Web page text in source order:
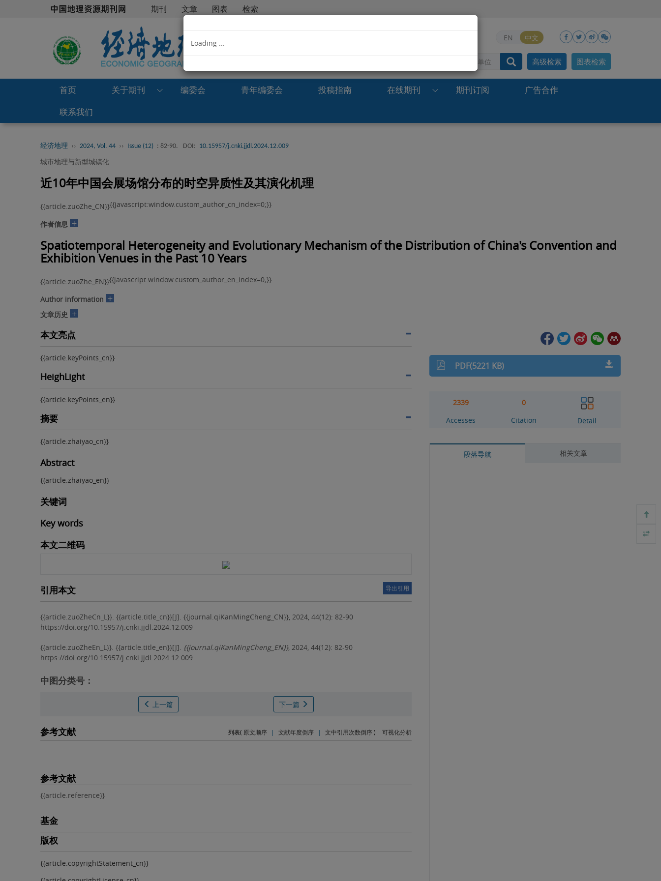
Loading ...
期刊 文章 图表 检索
EN 中文
图表检索
高级检索
首页 关于期刊 编委会 青年编委会 投稿指南 在线期刊 期刊订阅
广告合作
联系我们
经济地理 ›› 2024, Vol. 44 ›› Issue (12) : 82-90. DOI: 10.15957/j.cnki.jjdl.2024.12.009
城市地理与新型城镇化
近10年中国会展场馆分布的时空异质性及其演化机理
{{javascript:window.custom_author_cn_index=0;}}
{{article.zuoZhe_CN}}
作者信息 +
Spatiotemporal Heterogeneity and Evolutionary Mechanism of the Distribution of China's Convention and
Exhibition Venues in the Past 10 Years
{{javascript:window.custom_author_en_index=0;}}
{{article.zuoZhe_EN}}
Author information +
文章历史 +
本文亮点
{{article.keyPoints_cn}}
HeighLight
{{article.keyPoints_en}}
摘要
{{article.zhaiyao_cn}}
Abstract
{{article.zhaiyao_en}}
关键词
Key words
本文二维码
引用本文 导出引用
{{article.zuoZheCn_L}}. {{article.title_cn}}[J]. {{journal.qiKanMingCheng_CN}}, 2024, 44(12): 82-90
https://doi.org/10.15957/j.cnki.jjdl.2024.12.009
{{article.zuoZheEn_L}}. {{article.title_en}}[J]. {{journal.qiKanMingCheng_EN}}, 2024, 44(12): 82-90
https://doi.org/10.15957/j.cnki.jjdl.2024.12.009
中图分类号：
上一篇 下一篇
参考文献 列表( 原文顺序 | 文献年度倒序 | 文中引用次数倒序) 可视化分析
参考文献
{{article.reference}}
基金
版权
{{article.copyrightStatement_cn}}
PDF(5221 KB)
2339
Accesses
0
Citation
Detail
段落导航 相关文章